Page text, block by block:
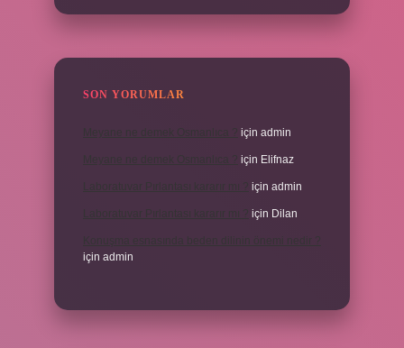
SON YORUMLAR
için admin
için Elifnaz
için admin
için Dilan
için admin